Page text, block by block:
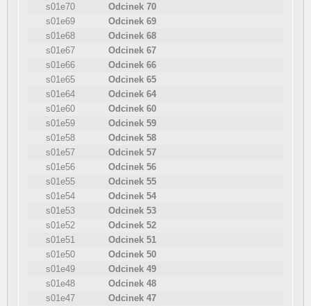
s01e70
Odcinek 70
s01e69
Odcinek 69
s01e68
Odcinek 68
s01e67
Odcinek 67
s01e66
Odcinek 66
s01e65
Odcinek 65
s01e64
Odcinek 64
s01e60
Odcinek 60
s01e59
Odcinek 59
s01e58
Odcinek 58
s01e57
Odcinek 57
s01e56
Odcinek 56
s01e55
Odcinek 55
s01e54
Odcinek 54
s01e53
Odcinek 53
s01e52
Odcinek 52
s01e51
Odcinek 51
s01e50
Odcinek 50
s01e49
Odcinek 49
s01e48
Odcinek 48
s01e47
Odcinek 47